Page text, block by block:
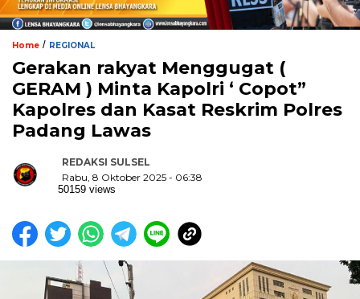
Home / REGIONAL
Gerakan rakyat Menggugat (
GERAM ) Minta Kapolri ‘ Copot”
Kapolres dan Kasat Reskrim Polres
Padang Lawas
REDAKSI SULSEL
Rabu, 8 Oktober 2025 - 06:38
50159 views